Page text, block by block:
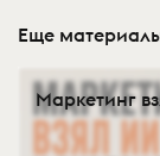
Еще
Маркетинг